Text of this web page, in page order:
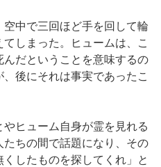
中で三回ほど手を回して輪
しまった。ヒュームは、こ
だということを意味するの
後にそれは事実であったこ
ヒューム自身が霊を見れる
ちの間で話題になり、その
したものを探してくれ」と